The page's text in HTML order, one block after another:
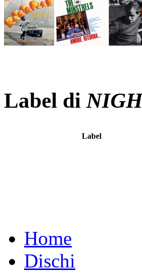
Label di
Label
Home
Dischi